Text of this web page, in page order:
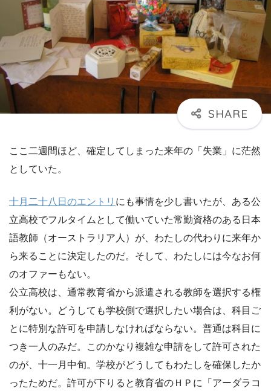
ここ二週間ほど、確定してしまった来年の「失業」に茫然
としていた。
十月二十八日のエントリ にも事情を少し書いたが、ある公
立高校でフルタイムとして働いていた常勤資格のある日本
語教師（オーストラリア人）が、わたしの代わりに来年か
ら来ることに決定したのだ。そして、わたしには今なお何
のオファーもない。
公立高校は、通常教育省から派遣される教師を選択する権
利がない。どうしても学校側で選択したい場合は、科目ご
とに特別な許可を申請しなければならない。普通は科目に
つき一人のみだ。このかなり複雑な申請をして許可された
のが、十一月中旬。学校がどうしてもわたしを確保したか
ったためだ。許可が下りると教育省のＨＰに「アーダラコ